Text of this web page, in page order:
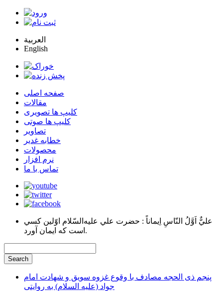
العربية
English
صفحه اصلی
مقالات
کلیپ ها تصویری
کلیپ ها صوتی
تصاویر
خطابه غدیر
محصولات
نرم افزار
تماس با ما
عليٌّ اَوَّلُ النّاسِ اِيماناً : حضرت علي عليه‌السّلام اوّلين كسي
است كه ايمان آورد.
پنجم ذی الحجه مصادف با وقوع غزوه سویق و شهادت امام
جواد (علیه السلام) به روایتی